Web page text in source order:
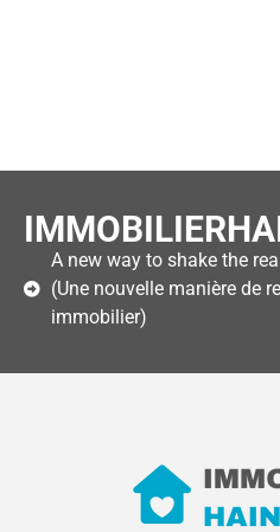
A new way to shake the
(Une nouvelle manière de
immobilier)